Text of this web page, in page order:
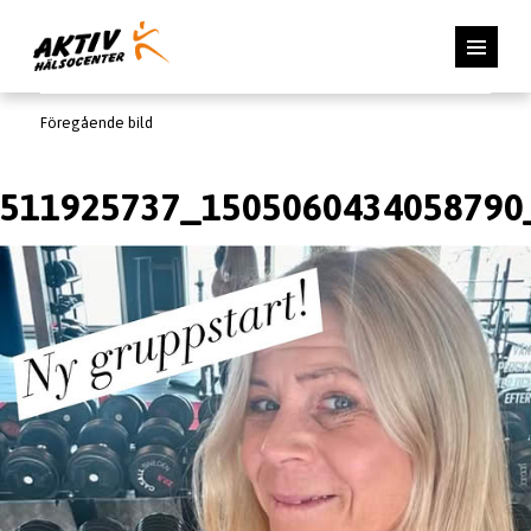
Föregående bild